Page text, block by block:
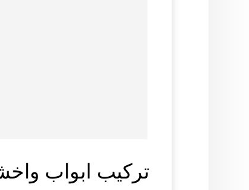
تركيب ابواب